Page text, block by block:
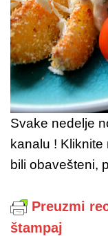
Svake nedelje
kanalu ! Kliknite
bili obavešteni,
Preuzmi
štampaj